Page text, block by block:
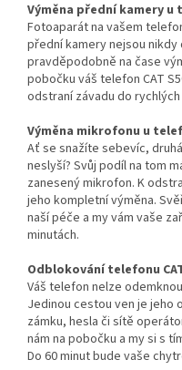
Výměna přední kamery u
Fotoaparát na vašem
přední kamery nejsou
pravděpodobně na čase
pobočku váš telefon CAT
odstraní závadu do rychlých
Výměna mikrofonu u
Ať se snažíte sebevíc,
neslyší? Svůj podíl na tom
zanesený mikrofon. K
jeho kompletní výměna.
naší péče a my vám vaše
minutách.
Odblokování telefonu
Váš telefon nelze
Jedinou cestou ven je jeho
zámku, hesla či sítě
nám na pobočku a my si s
Do 60 minut bude vaše